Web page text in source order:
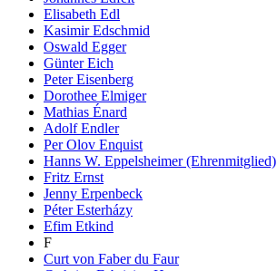
Elisabeth Edl
Kasimir Edschmid
Oswald Egger
Günter Eich
Peter Eisenberg
Dorothee Elmiger
Mathias Énard
Adolf Endler
Per Olov Enquist
Hanns W. Eppelsheimer (Ehrenmitglied)
Fritz Ernst
Jenny Erpenbeck
Péter Esterházy
Efim Etkind
F
Curt von Faber du Faur